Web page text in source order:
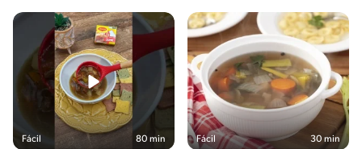
Fácil 80 min Fácil 30 min